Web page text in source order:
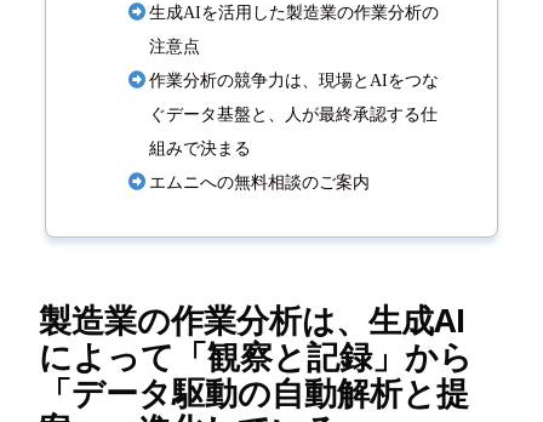
生成AIを活用した製造業の作業分析の
注意点
作業分析の競争力は、現場とAIをつな
ぐデータ基盤と、人が最終承認する仕
組みで決まる
エムニへの無料相談のご案内
製造業の作業分析は、生成AI
によって「観察と記録」から
「データ駆動の自動解析と提